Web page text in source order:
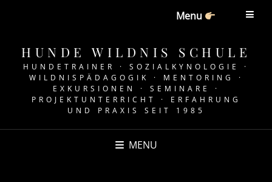
Menu
HUNDE WILDNIS SCHULE
HUNDETRAINER · SOZIALKYNOLOGIE ·
WILDNISPÄDAGOGIK · MENTORING ·
EXKURSIONEN · SEMINARE ·
PROJEKTUNTERRICHT · ERFAHRUNG
UND PRAXIS SEIT 1985
MENU